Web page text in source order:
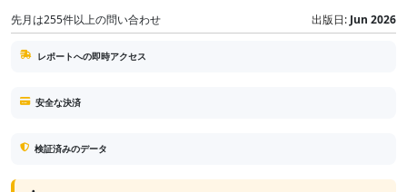
先月は255件以上の問い合わせ 出版日: Jun 2026
レポートへの即時アクセス
安全な決済
検証済みのデータ